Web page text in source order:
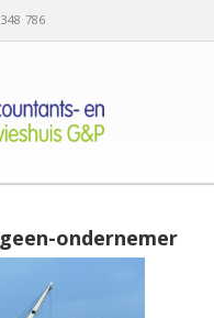
786
ondernemer